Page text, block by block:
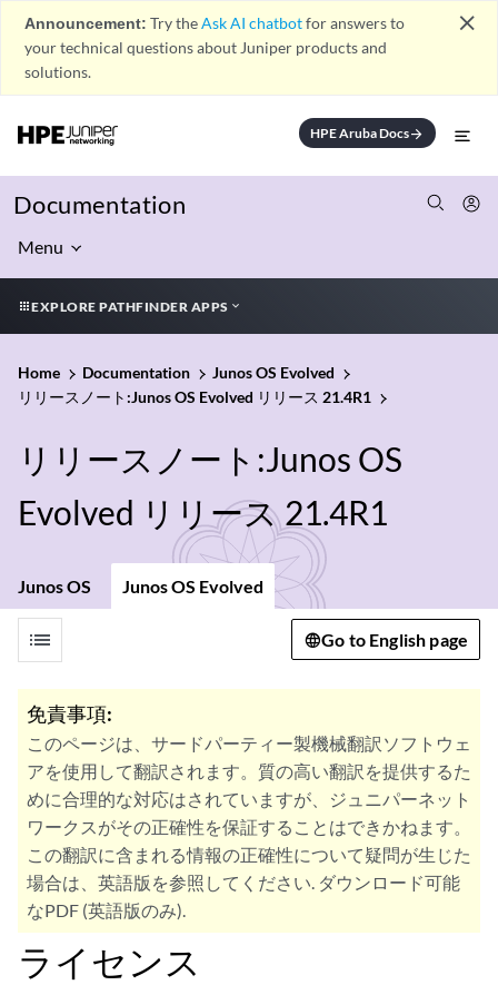
Announcement: Try theAsk AI chatbotfor answers to
your technical questions about Juniper products and
solutions.
close
HPE Aruba Docsarrow_forward
Documentation
Menu
EXPLORE PATHFINDER APPS
Home Documentation
Junos OS Evolved
リリースノート:Junos OS Evolved リリース 21.4R1
リリースノート:Junos OS
Evolved リリース 21.4R1
Junos OS Junos OS Evolved
list Go to English page
免責事項:
このページは、サードパーティー製機械翻訳ソフトウェ
アを使用して翻訳されます。質の高い翻訳を提供するた
めに合理的な対応はされていますが、ジュニパーネット
ワークスがその正確性を保証することはできかねます。
この翻訳に含まれる情報の正確性について疑問が生じた
場合は、英語版を参照してください. ダウンロード可能
なPDF (英語版のみ).
ライセンス